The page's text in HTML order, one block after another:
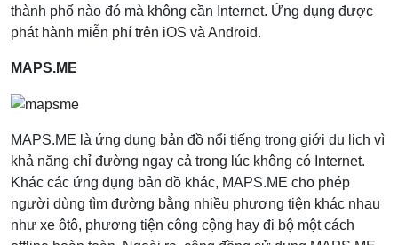
thành phố nào đó mà không cần Internet. Ứng dụng được
phát hành miễn phí trên iOS và Android.
MAPS.ME
MAPS.ME là ứng dụng bản đồ nổi tiếng trong giới du lịch vì
khả năng chỉ đường ngay cả trong lúc không có Internet.
Khác các ứng dụng bản đồ khác, MAPS.ME cho phép
người dùng tìm đường bằng nhiều phương tiện khác nhau
như xe ôtô, phương tiện công cộng hay đi bộ một cách